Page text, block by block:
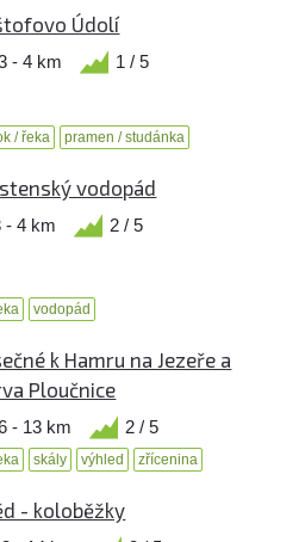
Údolí
- 4 km 1 / 5
/ řeka pramen / studánka
vodopád
- 4 km 2 / 5
vodopád
k Hamru na Jezeře a
Ploučnice
- 13 km 2 / 5
skály výhled zřícenina
- koloběžky